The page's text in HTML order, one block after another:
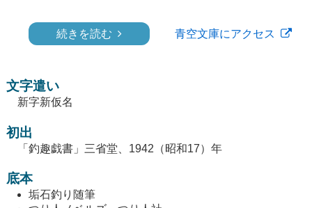
続きを読む 青空文庫にアクセス
文字遣い
新字新仮名
初出
「釣趣戯書」三省堂、1942（昭和17）年
底本
垢石釣り随筆